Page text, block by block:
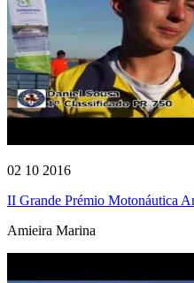
02 10 2016
II Grande Prémio Motonáutica
Amieira Marina